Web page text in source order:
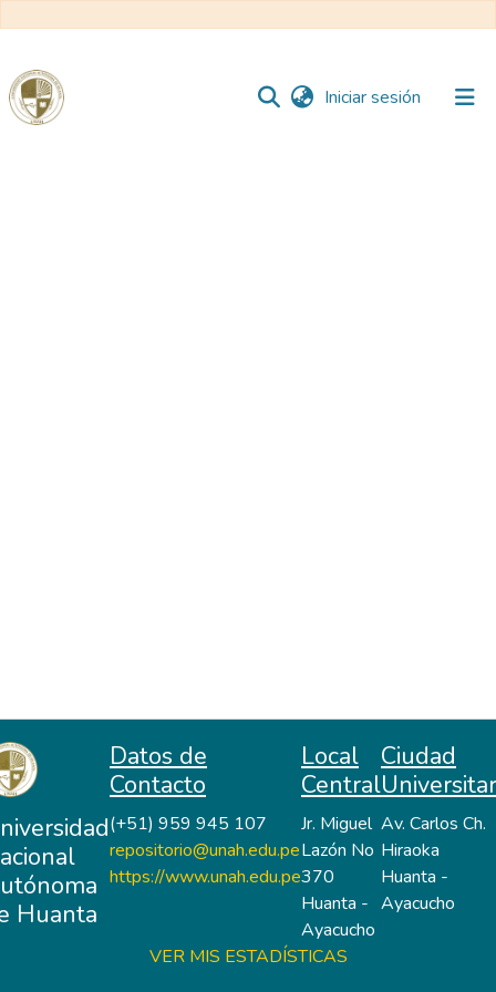
Iniciar sesión (current)
Huanta
Datos de
Contacto
(+51) 959 945 107
repositorio@unah.edu.pe
https://www.unah.edu.pe
Local
Central
Jr. Miguel
Lazón No
370
Huanta -
Ayacucho
Ciudad
Av. Carlos Ch.
Hiraoka
Huanta -
Ayacucho
VER MIS ESTADÍSTICAS